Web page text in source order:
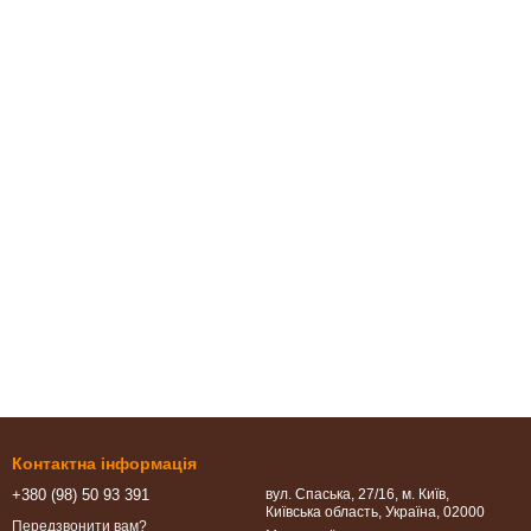
Контактна інформація
+380 (98) 50 93 391
Передзвонити вам?
вул. Спаська, 27/16, м. Київ,
Київська область, Україна, 02000